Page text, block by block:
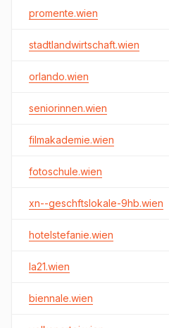
promente.wien
stadtlandwirtschaft.wien
orlando.wien
seniorinnen.wien
filmakademie.wien
fotoschule.wien
xn--geschftslokale-9hb.wien
hotelstefanie.wien
la21.wien
biennale.wien